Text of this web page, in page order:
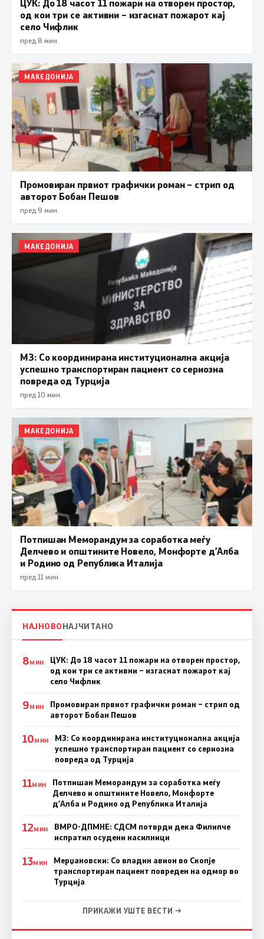
ЦУК: До 18 часот 11 пожари на отворен простор,
од кои три се активни – изгаснат пожарот кај
село Чифлик
пред 8 мин.
МАКЕДОНИЈА
Промовиран првиот графички роман – стрип од
авторот Бобан Пешов
пред 9 мин.
МАКЕДОНИЈА
МЗ: Со координирана институционална акција
успешно транспортиран пациент со сериозна
повреда од Турција
пред 10 мин.
МАКЕДОНИЈА
Потпишан Меморандум за соработка меѓу
Делчево и општините Новело, Монфорте д’Алба
и Родино од Република Италија
пред 11 мин.
НАЈНОВОНАЈЧИТАНО
8МИН
ЦУК: До 18 часот 11 пожари на отворен простор,
од кои три се активни – изгаснат пожарот кај
село Чифлик
9МИН
Промовиран првиот графички роман – стрип од
авторот Бобан Пешов
10МИН
МЗ: Со координирана институционална акција
успешно транспортиран пациент со сериозна
повреда од Турција
11МИН
Потпишан Меморандум за соработка меѓу
Делчево и општините Новело, Монфорте
д’Алба и Родино од Република Италија
12МИН
ВМРО-ДПМНЕ: СДСM потврди дека Филипче
испратил осудени насилници
13МИН
Мерџановски: Со владин авион во Скопје
транспортиран пациент повреден на одмор во
Турција
ПРИКАЖИ УШТЕ ВЕСТИ →